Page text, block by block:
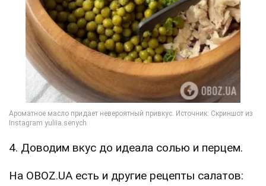
4. Доводим вкус до идеала солью и перцем.
На OBOZ.UA есть и другие рецепты салатов: